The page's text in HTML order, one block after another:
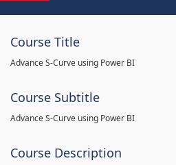
Course Title
Advance S-Curve using Power BI
Course Subtitle
Advance S-Curve using Power BI
Course Description